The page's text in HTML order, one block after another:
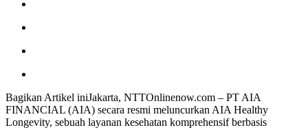
Bagikan Artikel iniJakarta, NTTOnlinenow.com – PT AIA
FINANCIAL (AIA) secara resmi meluncurkan AIA Healthy
Longevity, sebuah layanan kesehatan komprehensif berbasis